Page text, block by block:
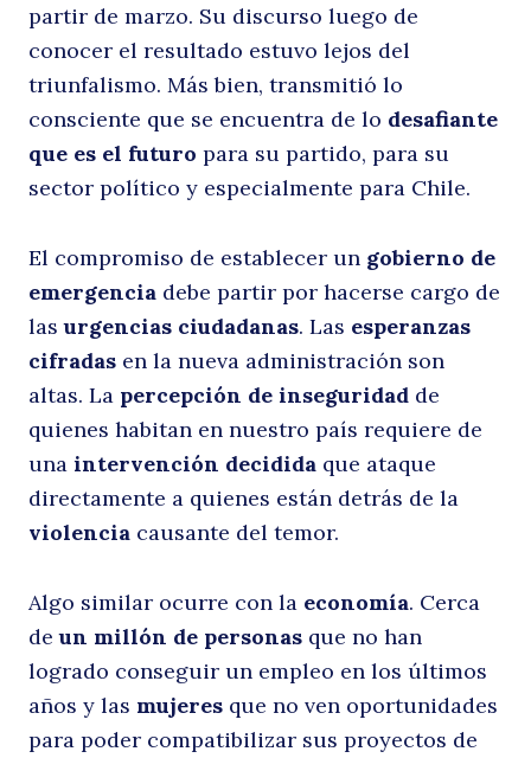
partir de marzo. Su discurso luego de
conocer el resultado estuvo lejos del
triunfalismo. Más bien, transmitió lo
consciente que se encuentra de lo desafiante
que es el futuro para su partido, para su
sector político y especialmente para Chile.
El compromiso de establecer un gobierno de
emergencia debe partir por hacerse cargo de
lasurgencias ciudadanas. Las esperanzas
cifradas en la nueva administración son
altas. La percepción de inseguridad de
quienes habitan en nuestro país requiere de
una intervención decidida que ataque
directamente a quienes están detrás de la
violencia causante del temor.
Algo similar ocurre con la economía. Cerca
deun millón de personas que no han
logrado conseguir un empleo en los últimos
años y las mujeres que no ven oportunidades
para poder compatibilizar sus proyectos de